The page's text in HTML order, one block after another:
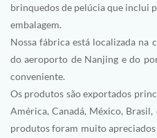
brinquedos de pelúcia que inclui
embalagem.
Nossa fábrica está localizada na
do aeroporto de Nanjing e do
conveniente.
Os produtos são exportados
América, Canadá, México,
produtos foram muito